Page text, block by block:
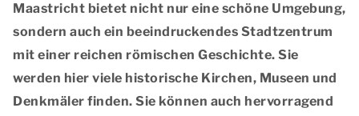
Maastricht bietet nicht nur eine schöne Umgebung,
sondern auch ein beeindruckendes Stadtzentrum
mit einer reichen römischen Geschichte. Sie
werden hier viele historische Kirchen, Museen und
Denkmäler finden. Sie können auch hervorragend